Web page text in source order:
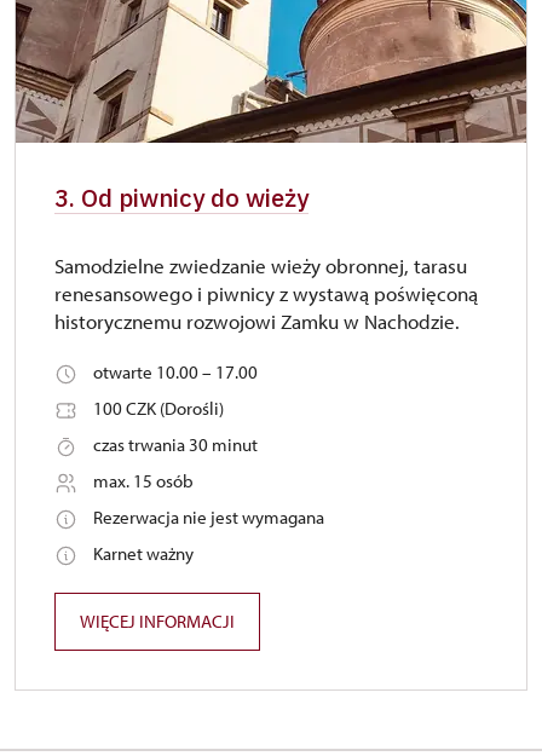
3. Od piwnicy do wieży
Samodzielne zwiedzanie wieży obronnej, tarasu
renesansowego i piwnicy z wystawą poświęconą
historycznemu rozwojowi Zamku w Nachodzie.
otwarte 10.00 – 17.00
100 CZK (Dorośli)
czas trwania 30 minut
max. 15 osób
Rezerwacja nie jest wymagana
Karnet ważny
WIĘCEJ INFORMACJI